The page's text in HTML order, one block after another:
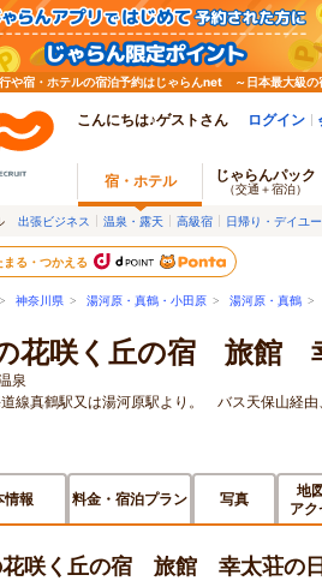
や宿・ホテルの宿泊予約はじゃらんnet ～日本最大級の
こんにちは♪ゲストさん ログイン
宿・ホテル じゃらんパック
（交通＋宿泊）
出張ビジネス 温泉・露天 高級宿 日帰り・デイユー
まる・つかえる
> 神奈川県 > 湯河原・真鶴・小田原 > 湯河原・真鶴 >
花咲く丘の宿 旅館
泉
線真鶴駅又は湯河原駅より。 バス天保山経
情報 料金・宿泊プラン 写真
地
アク
花咲く丘の宿 旅館 幸太荘の